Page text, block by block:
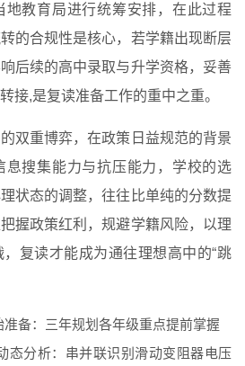
地教育局进行统筹安排，在此过程
的合规性是核心，若学籍出现断层
后续的高中录取与升学资格，妥善
接,是复读准备工作的重中之重。
双重博弈，在政策日益规范的背景
息搜集能力与抗压能力，学校的选
状态的调整，往往比单纯的分数提
握政策红利，规避学籍风险，以理
复读才能成为通往理想高中的“跳
准备：三年规划各年级重点提前掌握
态分析：串并联识别滑动变阻器电压